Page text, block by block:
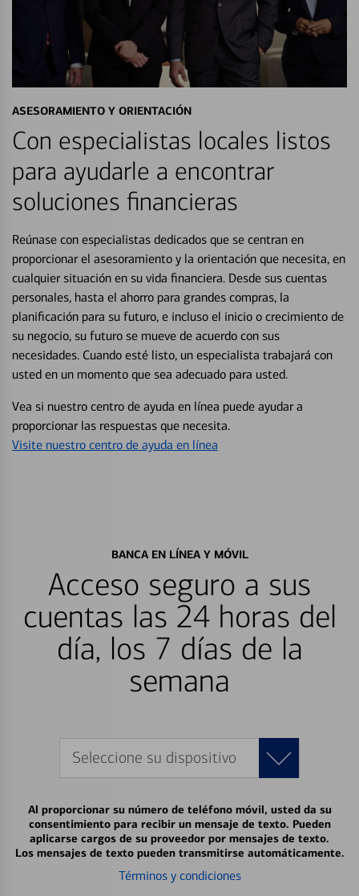
ASESORAMIENTO Y ORIENTACIÓN
Con especialistas locales listos
para ayudarle a encontrar
soluciones financieras
Reúnase con especialistas dedicados que se centran en
proporcionar el asesoramiento y la orientación que necesita, en
cualquier situación en su vida financiera. Desde sus cuentas
personales, hasta el ahorro para grandes compras, la
planificación para su futuro, e incluso el inicio o crecimiento de
su negocio, su futuro se mueve de acuerdo con sus
necesidades. Cuando esté listo, un especialista trabajará con
usted en un momento que sea adecuado para usted.
Vea si nuestro centro de ayuda en línea puede ayudar a
proporcionar las respuestas que necesita.
Visite nuestro centro de ayuda en línea
BANCA EN LÍNEA Y MÓVIL
Acceso seguro a sus
cuentas las 24 horas del
día, los 7 días de la
semana
Seleccione su dispositivo
Al proporcionar su número de teléfono móvil, usted da su
consentimiento para recibir un mensaje de texto. Pueden
aplicarse cargos de su proveedor por mensajes de texto.
Los mensajes de texto pueden transmitirse automáticamente.
Términos y condiciones